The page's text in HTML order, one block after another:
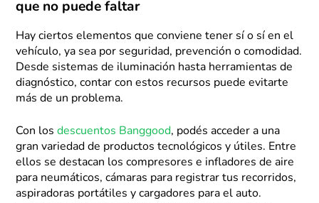
que no puede faltar
Hay ciertos elementos que conviene tener sí o sí en el
vehículo, ya sea por seguridad, prevención o comodidad.
Desde sistemas de iluminación hasta herramientas de
diagnóstico, contar con estos recursos puede evitarte
más de un problema.
Con losdescuentos Banggood, podés acceder a una
gran variedad de productos tecnológicos y útiles. Entre
ellos se destacan los compresores e infladores de aire
para neumáticos, cámaras para registrar tus recorridos,
aspiradoras portátiles y cargadores para el auto.